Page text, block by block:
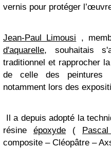
vernis pour protéger
Jean-Paul Limousi ,
d'aquarelle, souhaitais
traditionnel et rapprocher
de celle des peintures
notamment lors des
Il a depuis adopté la
résine époxyde (
composite – Cléopâtre –